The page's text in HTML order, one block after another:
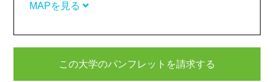
MAPを見る
この大学のパンフレットを請求する